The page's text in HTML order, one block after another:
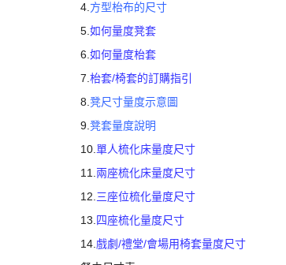
4. 方型枱布的尺寸
5. 如何量度凳套
6. 如何量度枱套
7. 枱套/椅套的訂購指引
8. 凳尺寸量度示意圖
9. 凳套量度說明
10. 單人梳化床量度尺寸
11. 兩座梳化床量度尺寸
12. 三座位梳化量度尺寸
13. 四座梳化量度尺寸
14. 戲劇/禮堂/會場用椅套量度尺寸